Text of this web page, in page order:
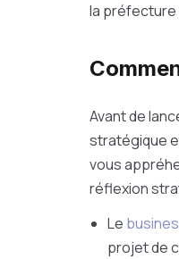
la préfecture
Avant de
stratégique
vous
réflexion
Le
projet de